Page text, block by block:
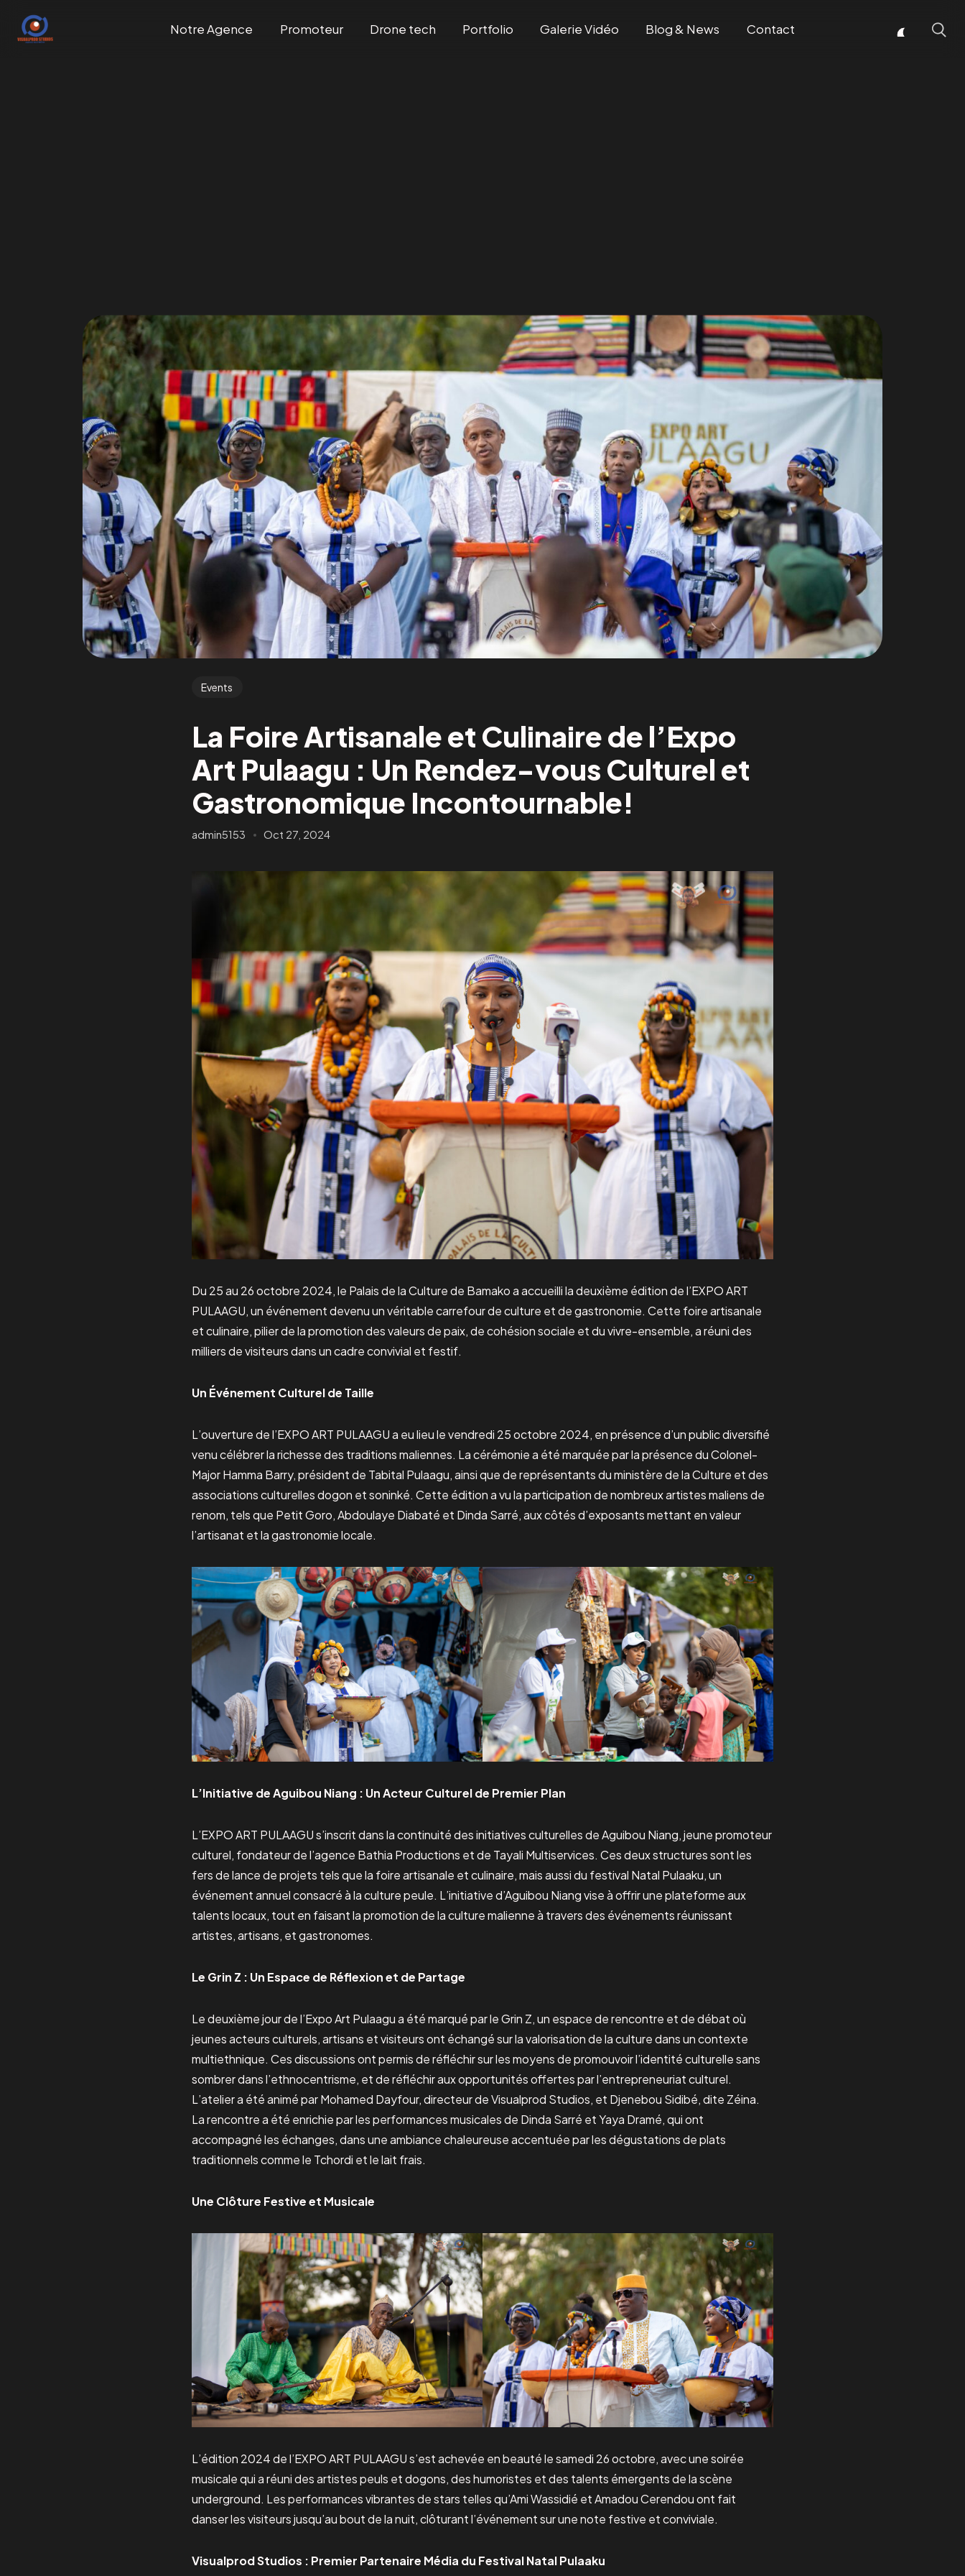
Notre Agence Promoteur Drone tech Portfolio Galerie Vidéo Blog & News Contact
Events
La Foire Artisanale et Culinaire de l’Expo
Art Pulaagu : Un Rendez-vous Culturel et
Gastronomique Incontournable!
admin5153 Oct 27, 2024
Du 25 au 26 octobre 2024, le Palais de la Culture de Bamako a accueilli la deuxième édition de l’EXPO ART
PULAAGU, un événement devenu un véritable carrefour de culture et de gastronomie. Cette foire artisanale
et culinaire, pilier de la promotion des valeurs de paix, de cohésion sociale et du vivre-ensemble, a réuni des
milliers de visiteurs dans un cadre convivial et festif.
Un Événement Culturel de Taille
L’ouverture de l’EXPO ART PULAAGU a eu lieu le vendredi 25 octobre 2024, en présence d’un public diversifié
venu célébrer la richesse des traditions maliennes. La cérémonie a été marquée par la présence du Colonel-
Major Hamma Barry, président de Tabital Pulaagu, ainsi que de représentants du ministère de la Culture et des
associations culturelles dogon et soninké. Cette édition a vu la participation de nombreux artistes maliens de
renom, tels que Petit Goro, Abdoulaye Diabaté et Dinda Sarré, aux côtés d’exposants mettant en valeur
l’artisanat et la gastronomie locale.
L’Initiative de Aguibou Niang : Un Acteur Culturel de Premier Plan
L’EXPO ART PULAAGU s’inscrit dans la continuité des initiatives culturelles de Aguibou Niang, jeune promoteur
culturel, fondateur de l’agence Bathia Productions et de Tayali Multiservices. Ces deux structures sont les
fers de lance de projets tels que la foire artisanale et culinaire, mais aussi du festival Natal Pulaaku, un
événement annuel consacré à la culture peule. L’initiative d’Aguibou Niang vise à offrir une plateforme aux
talents locaux, tout en faisant la promotion de la culture malienne à travers des événements réunissant
artistes, artisans, et gastronomes.
Le Grin Z : Un Espace de Réflexion et de Partage
Le deuxième jour de l’Expo Art Pulaagu a été marqué par le Grin Z, un espace de rencontre et de débat où
jeunes acteurs culturels, artisans et visiteurs ont échangé sur la valorisation de la culture dans un contexte
multiethnique. Ces discussions ont permis de réfléchir sur les moyens de promouvoir l’identité culturelle sans
sombrer dans l’ethnocentrisme, et de réfléchir aux opportunités offertes par l’entrepreneuriat culturel.
L’atelier a été animé par Mohamed Dayfour, directeur de Visualprod Studios, et Djenebou Sidibé, dite Zéina.
La rencontre a été enrichie par les performances musicales de Dinda Sarré et Yaya Dramé, qui ont
accompagné les échanges, dans une ambiance chaleureuse accentuée par les dégustations de plats
traditionnels comme le Tchordi et le lait frais.
Une Clôture Festive et Musicale
L’édition 2024 de l’EXPO ART PULAAGU s’est achevée en beauté le samedi 26 octobre, avec une soirée
musicale qui a réuni des artistes peuls et dogons, des humoristes et des talents émergents de la scène
underground. Les performances vibrantes de stars telles qu’Ami Wassidié et Amadou Cerendou ont fait
danser les visiteurs jusqu’au bout de la nuit, clôturant l’événement sur une note festive et conviviale.
Visualprod Studios : Premier Partenaire Média du Festival Natal Pulaaku